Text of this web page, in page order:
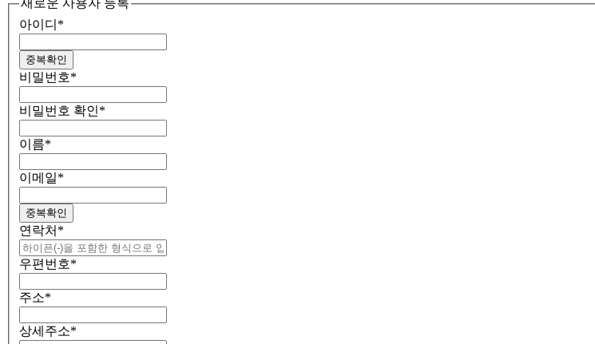
새로운 사용자 등록
아이디 *
중복확인
비밀번호*
비밀번호 확인*
이름*
이메일*
중복확인
연락처 *
우편번호*
주소*
상세주소*